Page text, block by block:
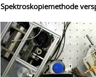
Spektroskopiemethode